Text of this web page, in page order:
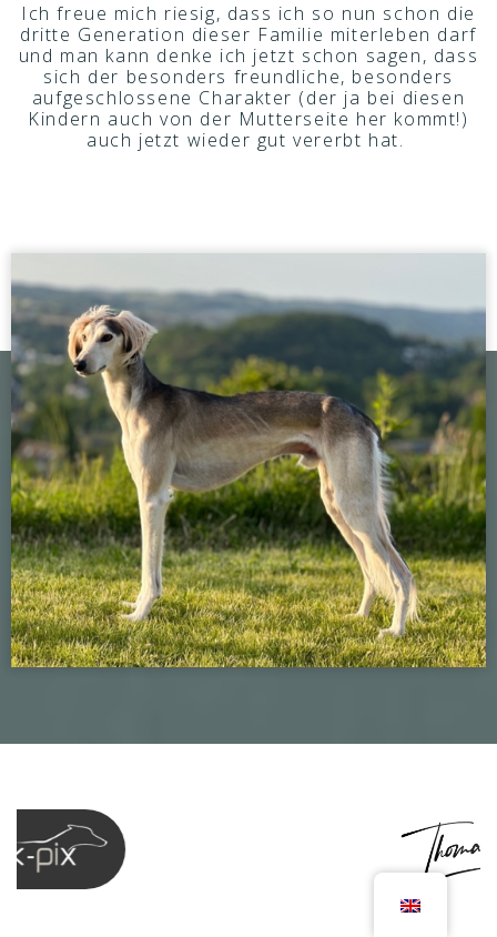
Ich freue mich riesig, dass ich so nun schon die
dritte Generation dieser Familie miterleben darf
und man kann denke ich jetzt schon sagen, dass
sich der besonders freundliche, besonders
aufgeschlossene Charakter (der ja bei diesen
Kindern auch von der Mutterseite her kommt!)
auch jetzt wieder gut vererbt hat.